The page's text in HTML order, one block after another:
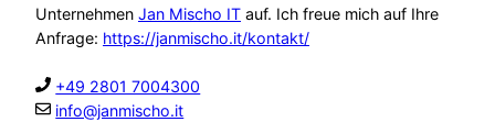
Unternehmen Jan Mischo IT auf. Ich freue mich auf Ihre
Anfrage: https://janmischo.it/kontakt/
+49 2801 7004300
info@janmischo.it